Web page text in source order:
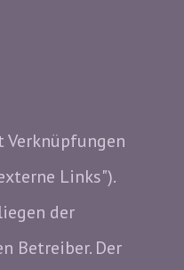
Verknüpfungen
Links").
der
Betreiber. Der